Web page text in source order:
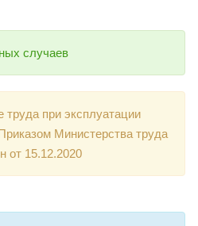
случаев
труда при эксплуатации
Министерства труда
15.12.2020